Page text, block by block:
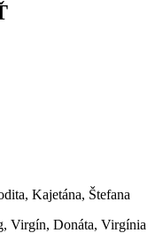
Kajetána, Štefana
Virgín, Donáta, Virgínia